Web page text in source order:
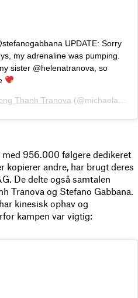
UPDATE: Sorry
my adrenaline was pumping.
sister @helenatranova, so
Thanh Tranova (@michaelatranova) den
med 956.000 følgere dedikeret
kopierer andre, har brugt deres
De delte også samtalen
Tranova og Stefano Gabbana.
kinesisk ophav og
kampen var vigtig: